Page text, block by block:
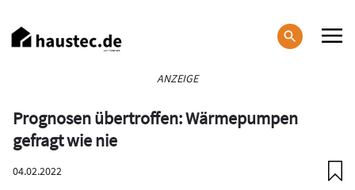
zum
Inhalt
ANZEIGE
Prognosen übertroffen: Wärmepumpen
gefragt wie nie
04.02.2022